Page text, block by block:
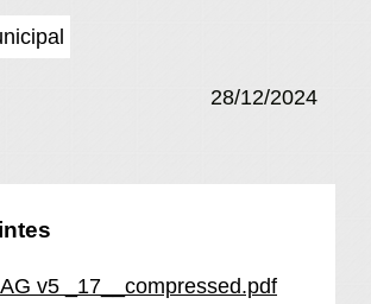
28/12/2024
v5 _17__compressed.pdf